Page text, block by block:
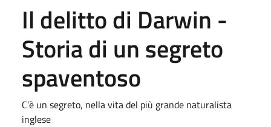
Il delitto di Darwin -
Storia di un segreto
spaventoso
C’è un segreto, nella vita del più grande naturalista
inglese